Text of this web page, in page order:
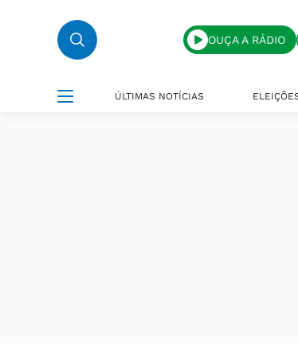
OUÇA A RÁDIO
ÚLTIMAS NOTÍCIAS